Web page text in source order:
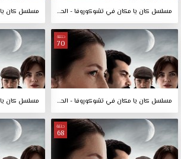
مسلسل كان يا مكان في تشوكوروفا - الحلقة 72
حلقة
70
مسلسل كان يا مكان في تشوكوروفا - الحلقة 70
حلقة
68